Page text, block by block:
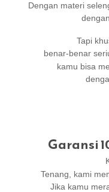
Dengan materi
Tapi
benar-benar
kamu bisa
Garansi
Tenang, kami
Jika kamu